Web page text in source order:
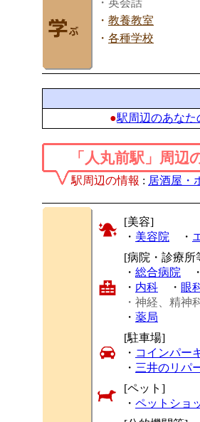
・英会話
・ 教養教室
・ 各種学校
●駅周辺のあなた
「人丸前駅」周辺
駅周辺の情報 : 居酒屋・
[美容]
・ 美容院 ・
[病院・診療所
・ 総合病院 ・
・ 内科 ・ 眼
・神経、精神
・ 薬局
[駐車場]
・ コインパー
・ 三井のリパ
[ペット]
・ ペットショ